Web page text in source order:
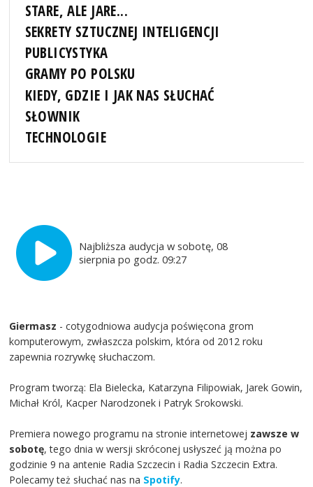
STARE, ALE JARE...
SEKRETY SZTUCZNEJ INTELIGENCJI
PUBLICYSTYKA
GRAMY PO POLSKU
KIEDY, GDZIE I JAK NAS SŁUCHAĆ
SŁOWNIK
TECHNOLOGIE
Najbliższa audycja w sobotę, 08
sierpnia po godz. 09:27
Giermasz - cotygodniowa audycja poświęcona grom
komputerowym, zwłaszcza polskim, która od 2012 roku
zapewnia rozrywkę słuchaczom.
Program tworzą: Ela Bielecka, Katarzyna Filipowiak, Jarek Gowin,
Michał Król, Kacper Narodzonek i Patryk Srokowski.
Premiera nowego programu na stronie internetowej zawsze w
sobotę, tego dnia w wersji skróconej usłyszeć ją można po
godzinie 9 na antenie Radia Szczecin i Radia Szczecin Extra.
Polecamy też słuchać nas na Spotify.